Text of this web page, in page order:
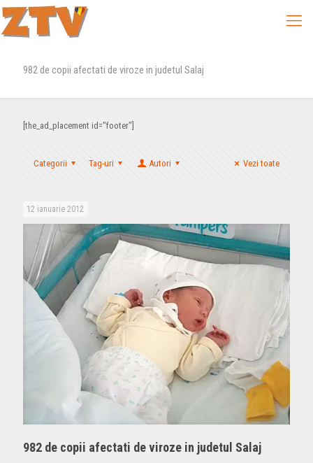
982 de copii afectati de viroze in judetul Salaj
[the_ad_placement id="footer"]
Categorii Tag-uri Autori Vezi toate
12 ianuarie 2012
982 de copii afectati de viroze in judetul Salaj